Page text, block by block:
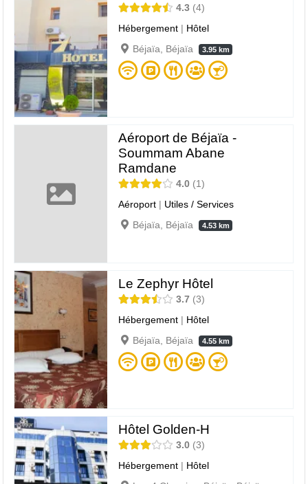
4.3 4
Hébergement | Hôtel
Béjaïa, Béjaïa
3.95 km
Aéroport de Béjaïa -
Soummam Abane
Ramdane
4.0
1
Aéroport | Utiles / Services
Béjaïa, Béjaïa
4.53 km
Le Zephyr Hôtel
3.7
3
Hébergement | Hôtel
Béjaïa, Béjaïa
4.55 km
Hôtel Golden-H
3.0 3
Hébergement | Hôtel